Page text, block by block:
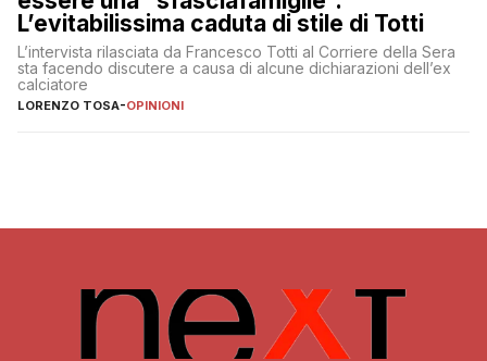
L’evitabilissima caduta di stile di Totti
L’intervista rilasciata da Francesco Totti al Corriere della Sera
sta facendo discutere a causa di alcune dichiarazioni dell’ex
calciatore
LORENZO TOSA-OPINIONI